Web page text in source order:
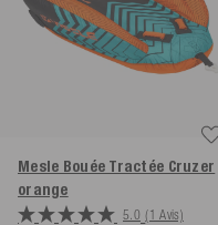
Mesle Bouée Tractée Cruzer
orange
5.0 (1 Avis)